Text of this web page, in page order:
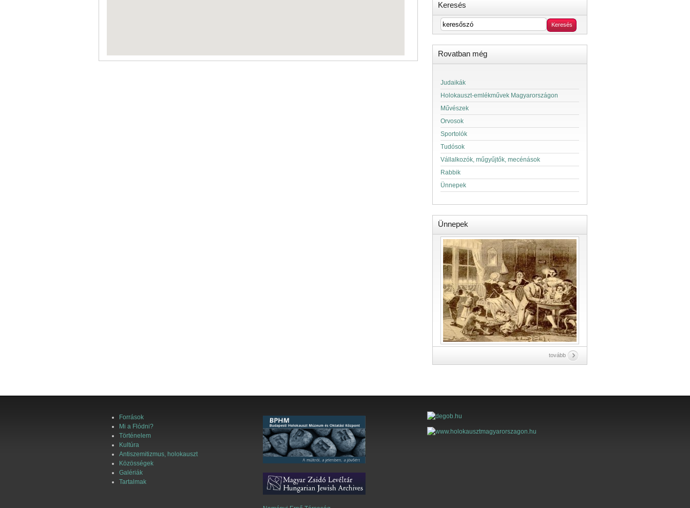
Keresés
Rovatban még
Judaikák
Holokauszt-emlékművek Magyarországon
Művészek
Orvosok
Sportolók
Tudósok
Vállalkozók, műgyűjtők, mecénások
Rabbik
Ünnepek
Ünnepek
tovább
Források
Mi a Flódni?
Történelem
Kultúra
Antiszemitizmus, holokauszt
Közösségek
Galériák
Tartalmak